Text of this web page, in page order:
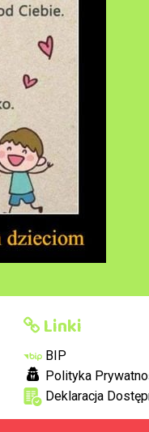
Linki
BIP
Polityka
Deklaracja